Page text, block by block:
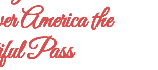
America the
Pass